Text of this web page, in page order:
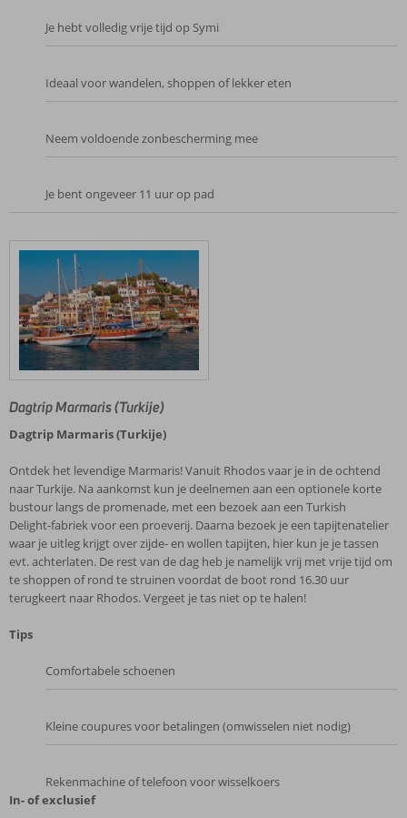
Je hebt volledig vrije tijd op Symi
Ideaal voor wandelen, shoppen of lekker eten
Neem voldoende zonbescherming mee
Je bent ongeveer 11 uur op pad
Dagtrip Marmaris (Turkije)
Dagtrip Marmaris (Turkije)
Ontdek het levendige Marmaris! Vanuit Rhodos vaar je in de ochtend
naar Turkije. Na aankomst kun je deelnemen aan een optionele korte
bustour langs de promenade, met een bezoek aan een Turkish
Delight‑fabriek voor een proeverij. Daarna bezoek je een tapijtenatelier
waar je uitleg krijgt over zijde- en wollen tapijten, hier kun je je tassen
evt. achterlaten. De rest van de dag heb je namelijk vrij met vrije tijd om
te shoppen of rond te struinen voordat de boot rond 16.30 uur
terugkeert naar Rhodos. Vergeet je tas niet op te halen!
Tips
Comfortabele schoenen
Kleine coupures voor betalingen (omwisselen niet nodig)
Rekenmachine of telefoon voor wisselkoers
In- of exclusief